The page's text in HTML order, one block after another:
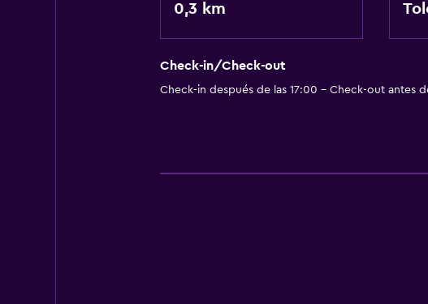
0,3 km
Check-in/Check-out
Check-in después de las 17:00 - Check-out antes